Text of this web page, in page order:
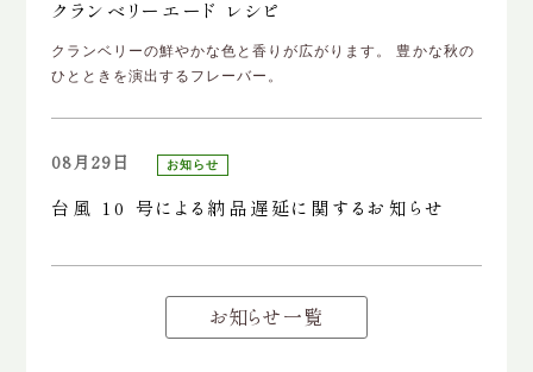
クランベリーエード レシピ
クランベリーの鮮やかな色と香りが広がります。 豊かな秋の
ひとときを演出するフレーバー。
08月29日 お知らせ
台風 10 号による納品遅延に関するお知らせ
お知らせ一覧